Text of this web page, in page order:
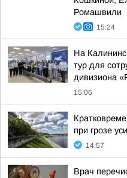
Ромашвили
15:24
На
тур для
дивизиона
15:06
при грозе
14:57
Врач